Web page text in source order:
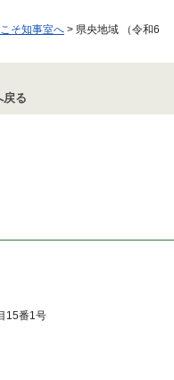
そ知事室へ > 県央地域 （令和6
戻る
15番1号